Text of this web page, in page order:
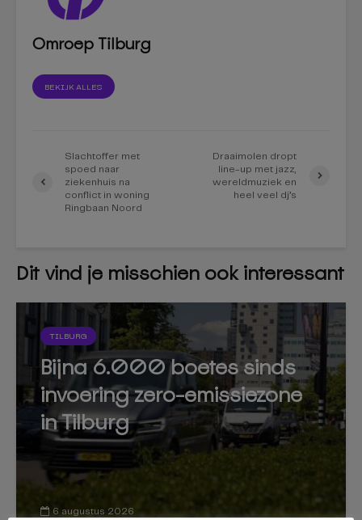
Omroep Tilburg
BEKIJK ALLES
Slachtoffer met
spoed naar
ziekenhuis na
conflict in woning
Ringbaan Noord
Draaimolen dropt
line-up met jazz,
wereldmuziek en
heel veel dj’s
Dit vind je misschien ook interessant
TILBURG
Bijna 6.000 boetes sinds
invoering zero-emissiezone
in Tilburg
6 augustus 2026